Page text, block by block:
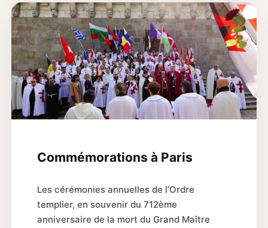
Commémorations à Paris
Les cérémonies annuelles de l’Ordre
templier, en souvenir du 712ème
anniversaire de la mort du Grand Maître